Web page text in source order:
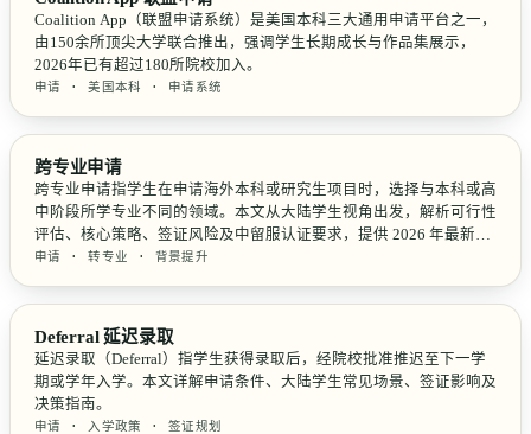
Coalition App（联盟申请系统）是美国本科三大通用申请平台之一，
由150余所顶尖大学联合推出，强调学生长期成长与作品集展示，
2026年已有超过180所院校加入。
申请 · 美国本科 · 申请系统
跨专业申请
跨专业申请指学生在申请海外本科或研究生项目时，选择与本科或高
中阶段所学专业不同的领域。本文从大陆学生视角出发，解析可行性
评估、核心策略、签证风险及中留服认证要求，提供 2026 年最新数
据与实操指南。
申请 · 转专业 · 背景提升
Deferral 延迟录取
延迟录取（Deferral）指学生获得录取后，经院校批准推迟至下一学
期或学年入学。本文详解申请条件、大陆学生常见场景、签证影响及
决策指南。
申请 · 入学政策 · 签证规划